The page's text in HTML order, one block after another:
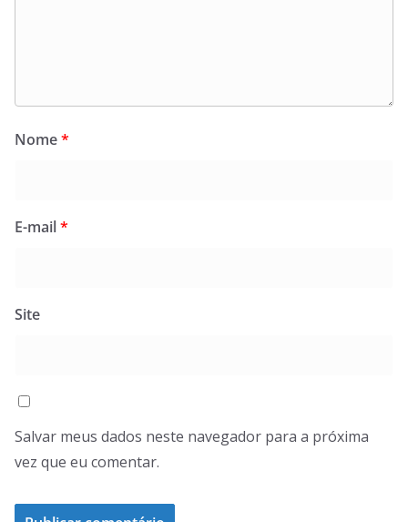
Nome*
E-mail*
Site
Salvar meus dados neste navegador para a próxima
vez que eu comentar.